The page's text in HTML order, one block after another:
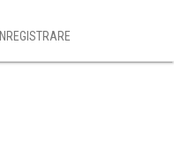
INREGISTRARE